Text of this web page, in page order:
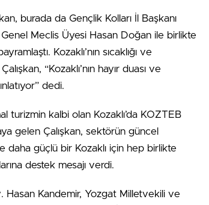
burada da Gençlik Kolları İl Başkanı
Meclis Üyesi Hasan Doğan ile birlikte
Kozaklı’nın sıcaklığı ve
“Kozaklı’nın hayır duası ve
dedi.
turizmin kalbi olan Kozaklı’da KOZTEB
gelen Çalışkan, sektörün güncel
daha güçlü bir Kozaklı için hep birlikte
destek mesajı verdi.
Hasan Kandemir, Yozgat Milletvekili ve